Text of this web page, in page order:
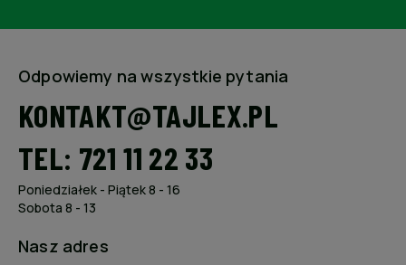
Odpowiemy na wszystkie pytania
KONTAKT@TAJLEX.PL
TEL: 721 11 22 33
Poniedziałek - Piątek 8 - 16
Sobota 8 - 13
Nasz adres